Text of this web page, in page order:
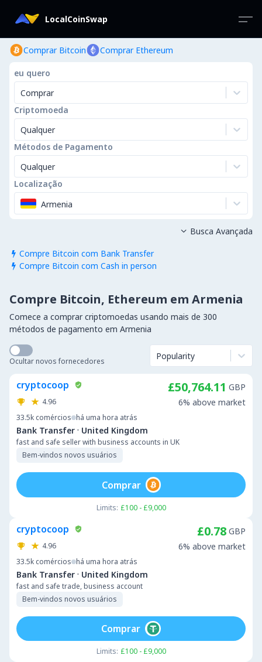
LocalCoinSwap
Comprar Bitcoin Comprar Ethereum
eu quero
Comprar
Criptomoeda
Qualquer
Métodos de Pagamento
Qualquer
Localização
Armenia
 Compre Bitcoin com Bank Transfer
 Compre Bitcoin com Cash in person
 Busca Avançada
Compre Bitcoin, Ethereum em Armenia
Comece a comprar criptomoedas usando mais de 300
métodos de pagamento em Armenia
Ocultar novos fornecedores Popularity
cryptocoop
4.96
33.5k comércios há uma hora atrás
Bank Transfer · United Kingdom
fast and safe seller with business accounts in UK
Bem-vindos novos usuários
£50,764.11 GBP
6% above market
Limits: £100 - £9,000
Comprar
cryptocoop
4.96
33.5k comércios há uma hora atrás
Bank Transfer · United Kingdom
fast and safe trade, business account
Bem-vindos novos usuários
£0.78 GBP
6% above market
Limits: £100 - £9,000
Comprar